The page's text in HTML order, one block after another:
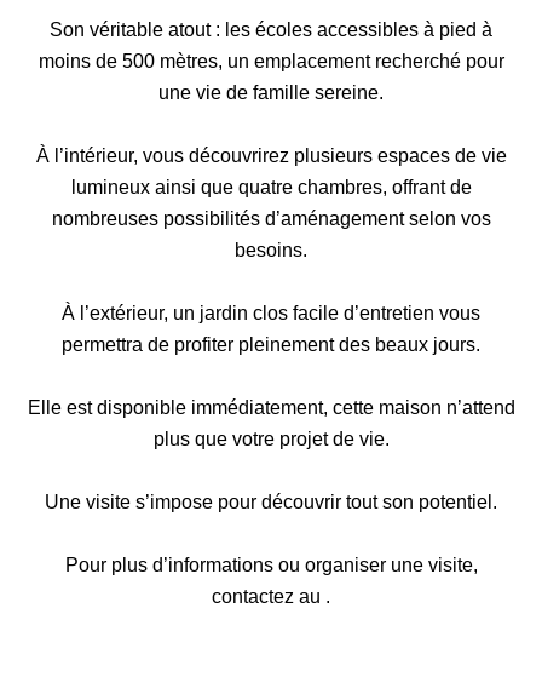
Son véritable atout : les écoles accessibles à pied à
moins de 500 mètres, un emplacement recherché pour
une vie de famille sereine.
À l’intérieur, vous découvrirez plusieurs espaces de vie
lumineux ainsi que quatre chambres, offrant de
nombreuses possibilités d’aménagement selon vos
besoins.
À l’extérieur, un jardin clos facile d’entretien vous
permettra de profiter pleinement des beaux jours.
Elle est disponible immédiatement, cette maison n’attend
plus que votre projet de vie.
Une visite s’impose pour découvrir tout son potentiel.
Pour plus d’informations ou organiser une visite,
contactez au .